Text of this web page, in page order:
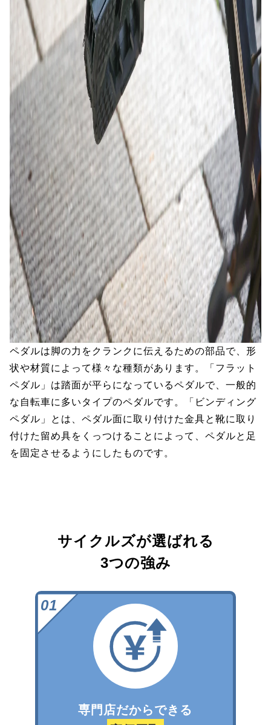
ペダルは脚の力をクランクに伝えるための部品で、形
状や材質によって様々な種類があります。「フラット
ペダル」は踏面が平らになっているペダルで、一般的
な自転車に多いタイプのペダルです。「ビンディング
ペダル」とは、ペダル面に取り付けた金具と靴に取り
付けた留め具をくっつけることによって、ペダルと足
を固定させるようにしたものです。
サイクルズが選ばれる
3つの強み
専門店だからできる